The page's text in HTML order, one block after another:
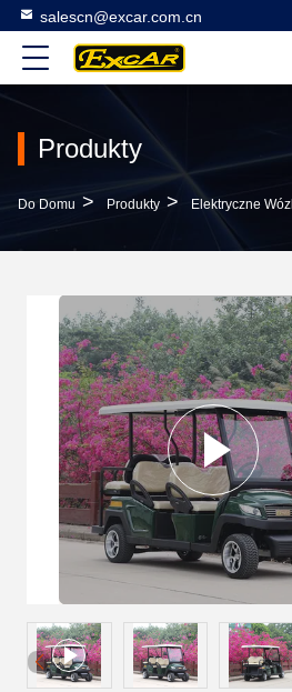
salescn@excar.com.cn
Produkty
Do Domu > Produkty > Elektryczne